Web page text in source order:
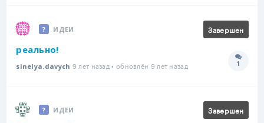
ИДЕИ Завершен
реально!
sinelya.davych 9 лет назад • обновлён 9 лет назад 1
ИДЕИ Завершен